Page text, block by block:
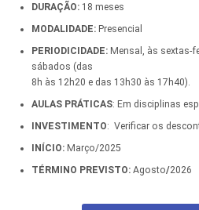
DURAÇÃO: 18 meses
MODALIDADE: Presencial
PERIODICIDADE: Mensal, às sextas-
sábados (das
8h às 12h20 e das 13h30 às 17h40).
AULAS PRÁTICAS: Em disciplinas
INVESTIMENTO: Verificar os
INÍCIO: Março/2025
TÉRMINO PREVISTO: Agosto/2026